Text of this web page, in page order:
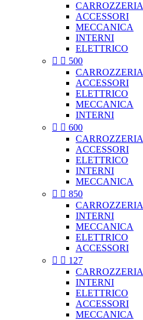
CARROZZERIA
ACCESSORI
MECCANICA
INTERNI
ELETTRICO
  500
CARROZZERIA
ACCESSORI
ELETTRICO
MECCANICA
INTERNI
  600
CARROZZERIA
ACCESSORI
ELETTRICO
INTERNI
MECCANICA
  850
CARROZZERIA
INTERNI
MECCANICA
ELETTRICO
ACCESSORI
  127
CARROZZERIA
INTERNI
ELETTRICO
ACCESSORI
MECCANICA